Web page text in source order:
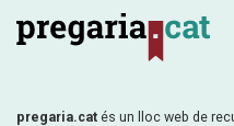
pregaria.cat és un lloc web de